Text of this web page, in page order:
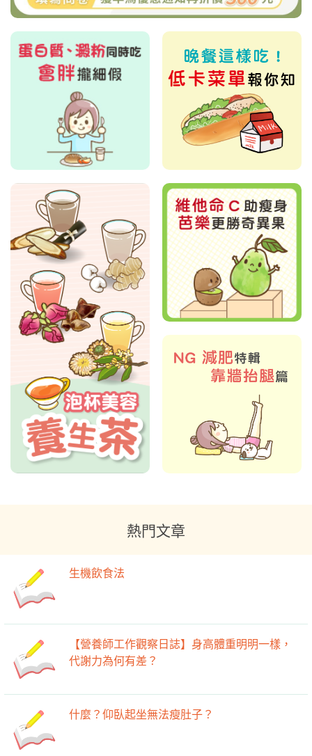
熱門文章
生機飲食法
【營養師工作觀察日誌】身高體重明明一樣，
代謝力為何有差？
什麼？仰臥起坐無法瘦肚子？